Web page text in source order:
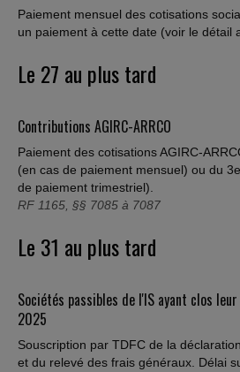
Paiement mensuel des cotisations
un paiement à cette date (voir le détail
Le 27 au plus tard
Contributions AGIRC-ARRCO
Paiement des cotisations AGIRC-
(en cas de paiement mensuel) ou du
de paiement trimestriel).
RF 1165, §§ 7085 à 7087
Le 31 au plus tard
Sociétés passibles de l'IS ayant clos
2025
Souscription par TDFC de la
et du relevé des frais généraux. Délai